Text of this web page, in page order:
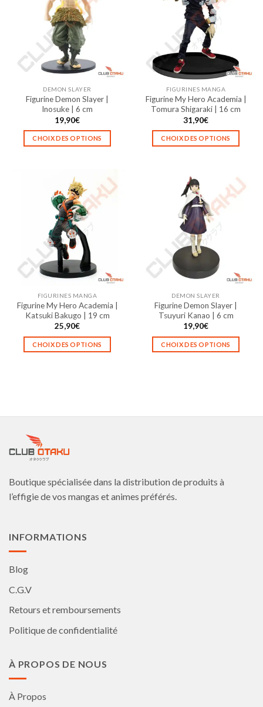
Les
options
peuvent
être
choisies
sur
page
du
produit
Les
options
peuvent
être
choisies
la
page
produit
DEMON SLAYER
Figurine Demon Slayer |
Inosuke | 6 cm
19,90€
CHOIX DES OPTIONS
plusieurs
variations.
Les
options
peuvent
être
choisies
sur
page
produit
FIGURINES MANGA
Figurine My Hero Academia |
Tomura Shigaraki | 16 cm
31,90€
CHOIX DES OPTIONS
plusieurs
variations.
Les
options
peuvent
être
choisies
sur
page
produit
FIGURINES MANGA
Figurine My Hero Academia |
Katsuki Bakugo | 19 cm
25,90€
CHOIX DES OPTIONS
Les
être
sur
la
DEMON SLAYER
Figurine Demon Slayer |
Tsuyuri Kanao | 6 cm
19,90€
CHOIX DES OPTIONS
Les
sur
Boutique spécialisée dans la distribution de produits à
l’effigie de vos mangas et animes préférés.
INFORMATIONS
Blog
C.G.V
Retours et remboursements
Politique de confidentialité
À PROPOS DE NOUS
À Propos